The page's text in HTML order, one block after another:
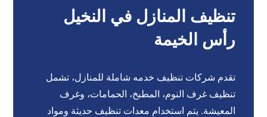
تنظيف المنازل في النخيل
رأس الخيمة
تقدم شركات تنظيف خدمه شاملة للمنازل، تشمل
تنظيف غرف النوم، المطبخ، الحمامات، وغرف
المعيشة. يتم استخدام معدات تنظيف حديثة ومواد